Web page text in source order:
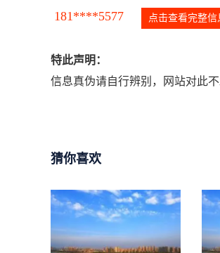
181****5577 点击查看完整信
特此声明：
信息真伪请自行辨别，网站对此
猜你喜欢